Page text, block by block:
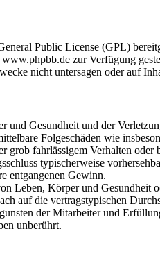
Public License (GPL)
zur Verfügung
nicht untersagen oder auf
Gesundheit und der
Folgeschäden wie
fahrlässigem Verhalten
typischerweise
entgangenen Gewinn.
Leben, Körper und Gesundheit
auf die vertragstypischen
der Mitarbeiter und
unberührt.